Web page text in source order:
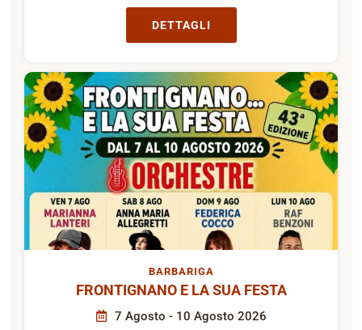
DETTAGLI
BARBARIGA
FRONTIGNANO E LA SUA FESTA
7 Agosto - 10 Agosto 2026